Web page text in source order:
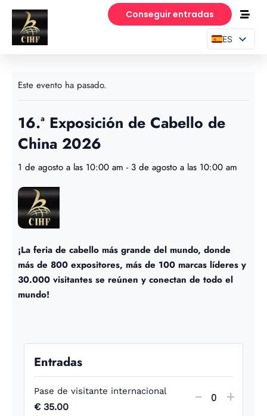
Conseguir entradas
ES
Este evento ha pasado.
16.ª Exposición de Cabello de
China 2026
1 de agosto a las 10:00 am - 3 de agosto a las 10:00 am
¡La feria de cabello más grande del mundo, donde
más de 800 expositores, más de 100 marcas líderes y
30.000 visitantes se reúnen y conectan de todo el
mundo!
Entradas
Pase de visitante internacional
€ 35.00 - +